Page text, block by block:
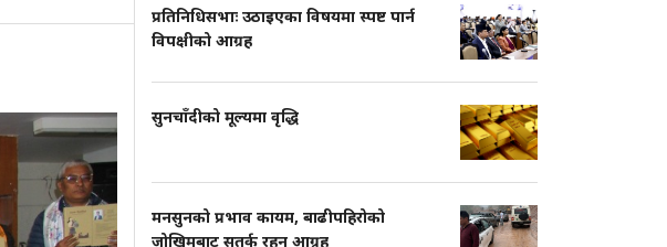
प्रतिनिधिसभाः उठाइएका विषयमा स्पष्ट पार्न
विपक्षीको आग्रह
सुनचाँदीको मूल्यमा वृद्धि
मनसुनको प्रभाव कायम, बाढीपहिरोको
जोखिमबाट सतर्क रहन आग्रह